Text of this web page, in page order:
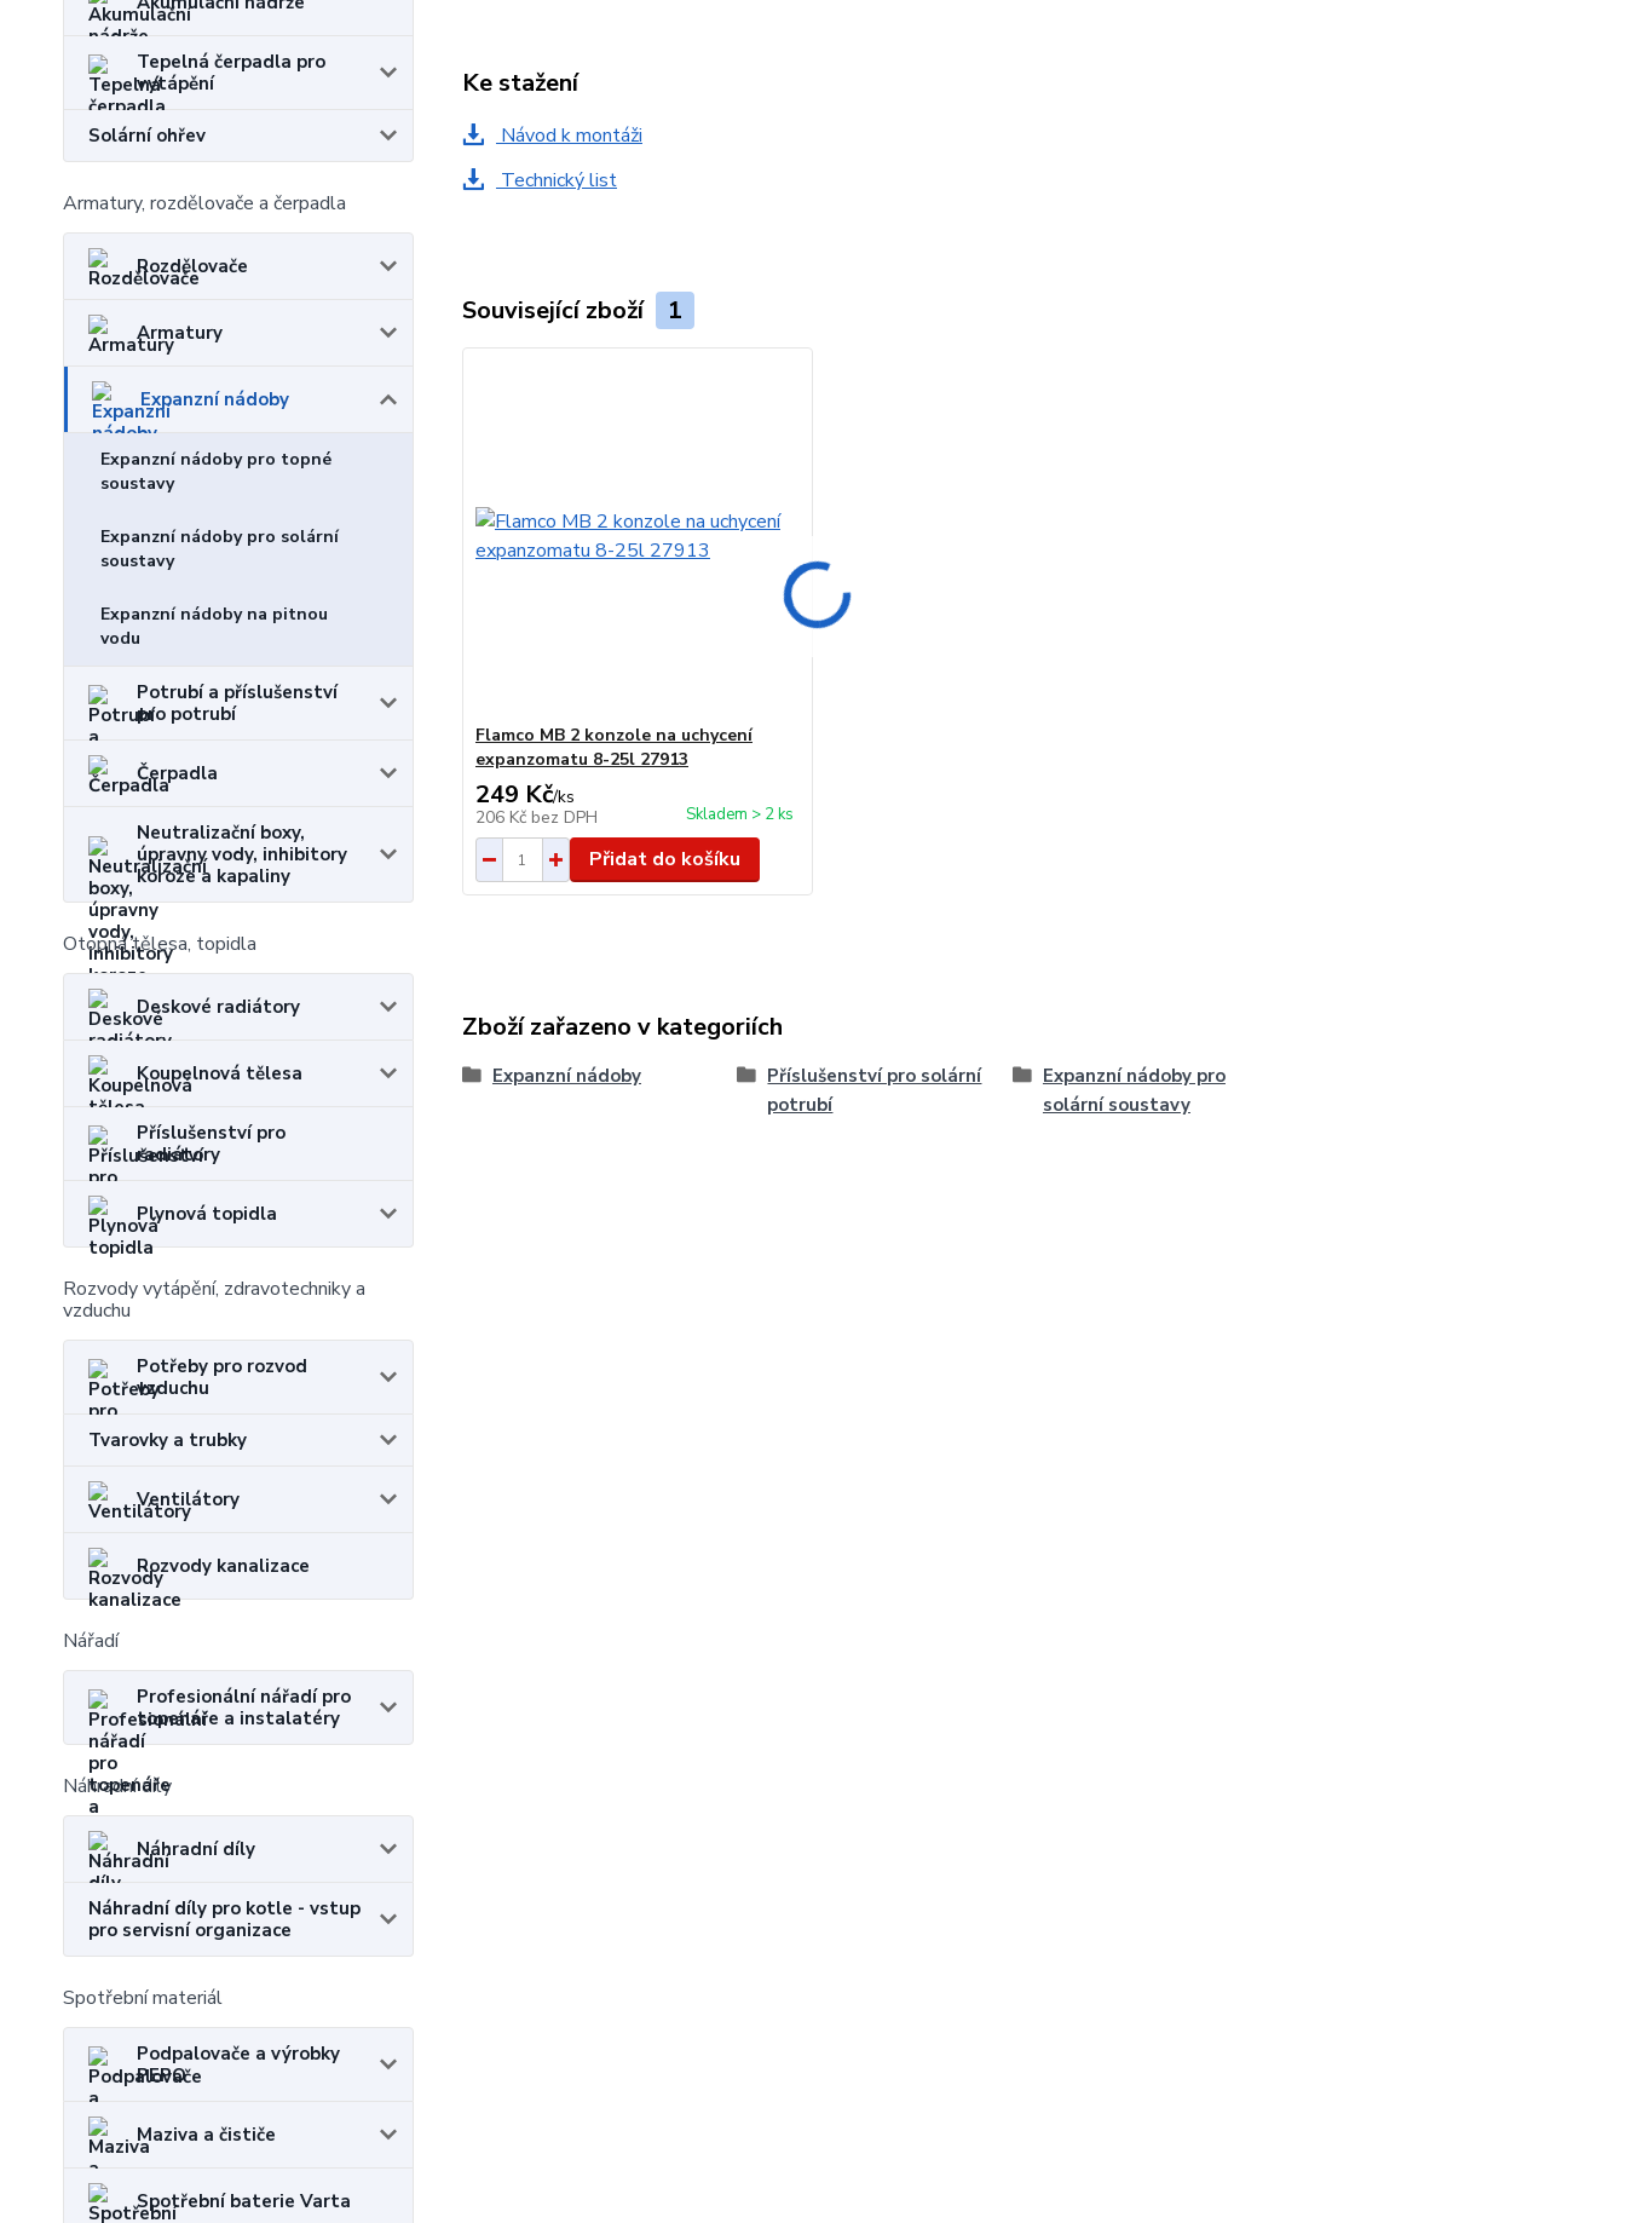
Tepelná čerpadla pro
vytápění
Solární ohřev
Armatury, rozdělovače a čerpadla
Rozdělovače
Armatury
Expanzní nádoby
Expanzní nádoby pro topné
soustavy
Expanzní nádoby pro solární
soustavy
Expanzní nádoby na pitnou
vodu
Potrubí a příslušenství
pro potrubí
Čerpadla
Neutralizační boxy,
úpravny vody, inhibitory
koroze a kapaliny
Otopná tělesa, topidla
Deskové radiátory
Koupelnová tělesa
Příslušenství pro
radiátory
Plynová topidla
Rozvody vytápění, zdravotechniky a
vzduchu
Potřeby pro rozvod
vzduchu
Tvarovky a trubky
Ventilátory
Rozvody kanalizace
Nářadí
Profesionální nářadí pro
topenáře a instalatéry
Náhradní díly
Náhradní díly
Náhradní díly pro kotle - vstup
pro servisní organizace
Spotřební materiál
Podpalovače a výrobky
PEPO
Maziva a čističe
Spotřební baterie Varta
Ke stažení
Návod k montáži
Technický list
Související zboží 1
Flamco MB 2 konzole na uchycení
expanzomatu 8-25l 27913
249 Kč/ks
206 Kč bez DPH Skladem > 2 ks
Přidat do košíku
Zboží zařazeno v kategoriích
Expanzní nádoby
Příslušenství pro solární
potrubí
Expanzní nádoby pro
solární soustavy